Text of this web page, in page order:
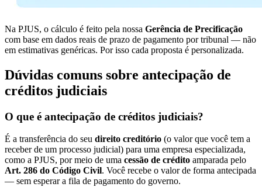
Na PJUS, o cálculo é feito pela nossa Gerência de Precificação
com base em dados reais de prazo de pagamento por tribunal — não
em estimativas genéricas. Por isso cada proposta é personalizada.
Dúvidas comuns sobre antecipação de
créditos judiciais
O que é antecipação de créditos judiciais?
É a transferência do seu direito creditório (o valor que você tem a
receber de um processo judicial) para uma empresa especializada,
como a PJUS, por meio de uma cessão de crédito amparada pelo
Art. 286 do Código Civil. Você recebe o valor de forma antecipada
— sem esperar a fila de pagamento do governo.